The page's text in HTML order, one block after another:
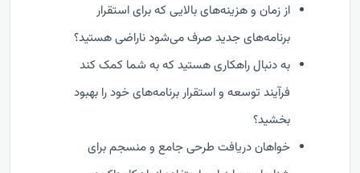
از زمان و هزینه‌های بالایی که برای استقرار
برنامه‌های جدید صرف می‌شود ناراضی هستید؟
به دنبال راهکاری هستید که به شما کمک کند
فرآیند توسعه و استقرار برنامه‌های خود را بهبود
بخشید؟
خواهان دریافت طرحی جامع و منسجم برای